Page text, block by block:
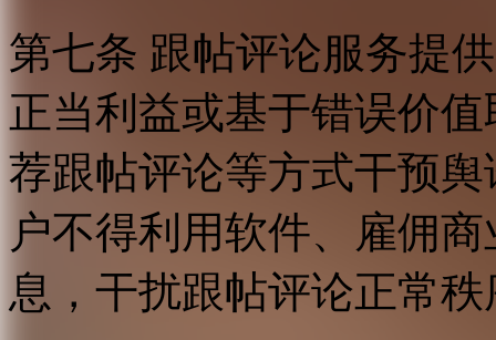
第七条 跟帖评论服务提
正当利益或基于错误价
荐跟帖评论等方式干预
户不得利用软件、雇佣
息，干扰跟帖评论正常